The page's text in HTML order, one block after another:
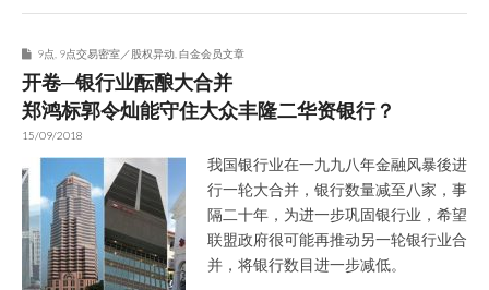
9点 9点交易密室／股权异动 白金会员文章
开卷─银行业酝酿大合并
郑鸿标郭令灿能守住大众丰隆二华资银行？
15/09/2018
我国银行业在一九九八年金融风暴後进
行一轮大合并，银行数量减至八家，事
隔二十年，为进一步巩固银行业，希望
联盟政府很可能再推动另一轮银行业合
并，将银行数目进一步减低。